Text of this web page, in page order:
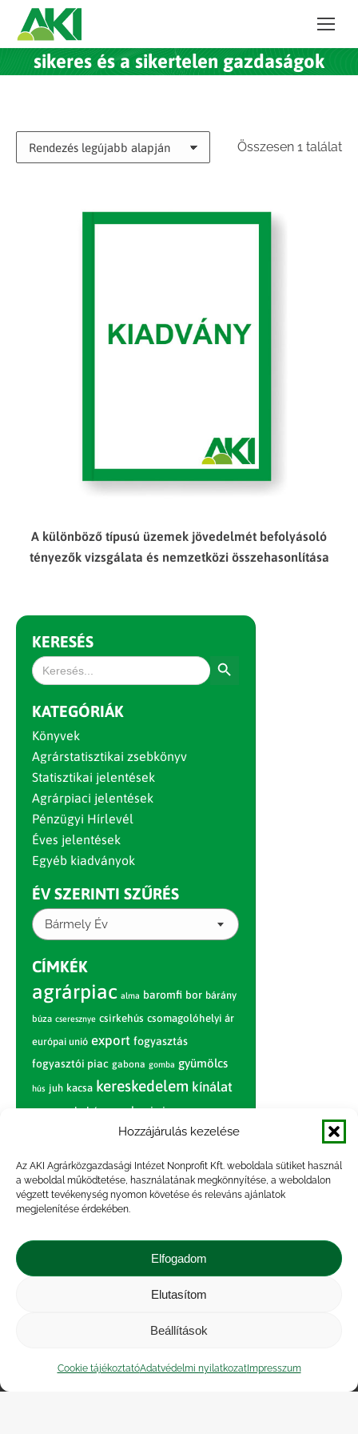
Hozzájárulás kezelése
Az AKI Agrárközgazdasági Intézet Nonprofit Kft. weboldala sütiket használ
a weboldal működtetése, használatának megkönnyítése, a weboldalon
végzett tevékenység nyomon követése és releváns ajánlatok
megjelenítése érdekében.
Elfogadom
Elutasítom
Beállítások
Cookie tájékoztatóAdatvédelmi nyilatkozatImpresszum
sikeres és a sikertelen gazdaságok
Összesen 1 találat
A különböző típusú üzemek jövedelmét befolyásoló
tényezők vizsgálata és nemzetközi összehasonlítása
KERESÉS
Search
for:
KATEGÓRIÁK
Könyvek
Agrárstatisztikai zsebkönyv
Statisztikai jelentések
Agrárpiaci jelentések
Pénzügyi Hírlevél
Éves jelentések
Egyéb kiadványok
ÉV SZERINTI SZŰRÉS
Bármely Év
CÍMKÉK
agrárpiac alma baromfi bor bárány
búza cseresznye csirkehús csomagolóhelyi ár
európai unió export fogyasztás
fogyasztói piac gabona gomba gyümölcs
hús juh kacsa kereskedelem kínálat
körte marhahús nagybani piac narancs
nemzetközi árinformációk
paradicsom piac piaci jelentés
pulyka pulykahús sertés sertéshús
szarvasmarha termelés
termelői
zöldség árak
átlagárértékesítési ár
Közérdekű adatok
| Adatvédelmi nyilatkozat
|